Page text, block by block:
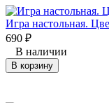
Игра настольная.
690 ₽
В наличии
В корзину